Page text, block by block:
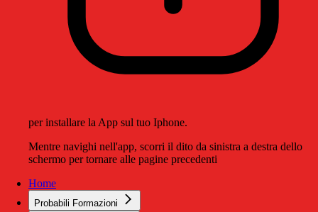
per installare la App sul tuo Iphone.
Mentre navighi nell'app, scorri il dito da sinistra a destra dello
schermo per tornare alle pagine precedenti
Home
Probabili Formazioni